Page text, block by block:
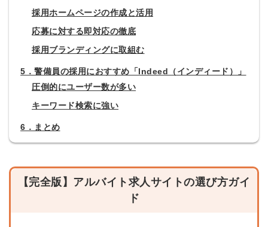
採用ホームページの作成と活用
応募に対する即対応の徹底
採用ブランディングに取組む
5．警備員の採用におすすめ「Indeed（インディード）」
圧倒的にユーザー数が多い
キーワード検索に強い
6．まとめ
【完全版】アルバイト求人サイトの選び方ガイ
ド